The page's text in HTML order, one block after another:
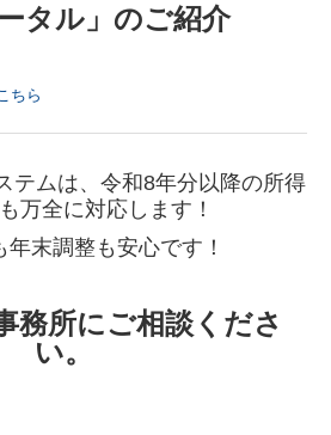
タル」のご紹介
ちら
テムは、令和8年分以降の所得
万全に対応します！
年末調整も安心です！
務所にご相談くださ
い。